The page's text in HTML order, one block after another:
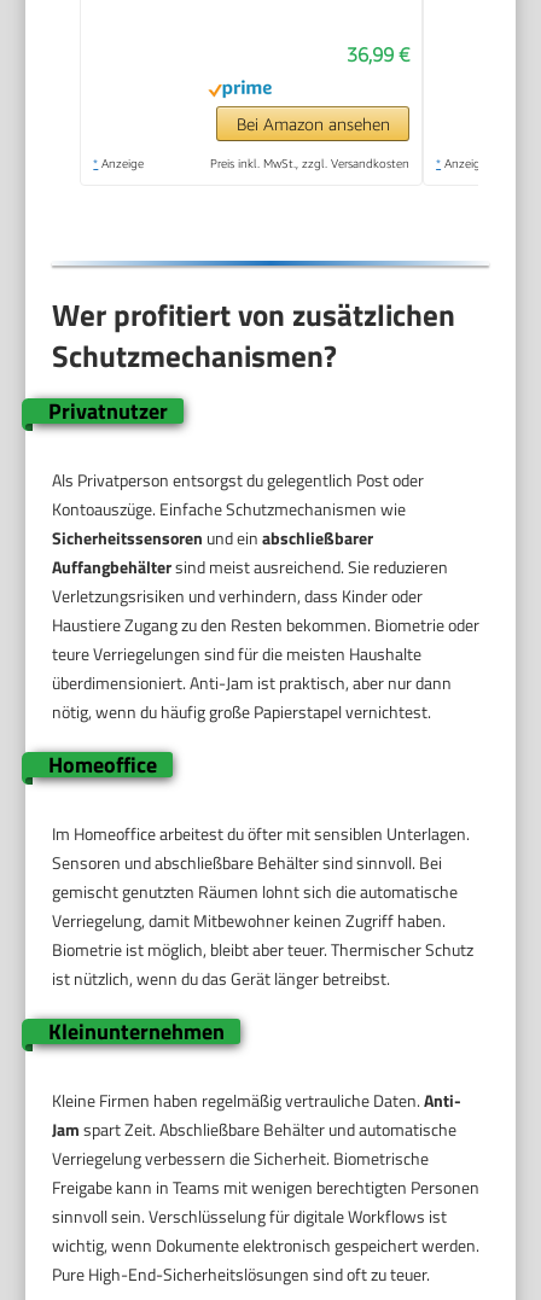
36,99 €
Bei Amazon ansehen
* Anzeige Preis inkl. MwSt., zzgl. Versandkosten * Anzeige
Wer profitiert von zusätzlichen
Schutzmechanismen?
Privatnutzer
Als Privatperson entsorgst du gelegentlich Post oder
Kontoauszüge. Einfache Schutzmechanismen wie
Sicherheitssensoren und einabschließbarer
Auffangbehältersind meist ausreichend. Sie reduzieren
Verletzungsrisiken und verhindern, dass Kinder oder
Haustiere Zugang zu den Resten bekommen. Biometrie oder
teure Verriegelungen sind für die meisten Haushalte
überdimensioniert. Anti-Jam ist praktisch, aber nur dann
nötig, wenn du häufig große Papierstapel vernichtest.
Homeoffice
Im Homeoffice arbeitest du öfter mit sensiblen Unterlagen.
Sensoren und abschließbare Behälter sind sinnvoll. Bei
gemischt genutzten Räumen lohnt sich die automatische
Verriegelung, damit Mitbewohner keinen Zugriff haben.
Biometrie ist möglich, bleibt aber teuer. Thermischer Schutz
ist nützlich, wenn du das Gerät länger betreibst.
Kleinunternehmen
Kleine Firmen haben regelmäßig vertrauliche Daten.Anti-
Jamspart Zeit. Abschließbare Behälter und automatische
Verriegelung verbessern die Sicherheit. Biometrische
Freigabe kann in Teams mit wenigen berechtigten Personen
sinnvoll sein. Verschlüsselung für digitale Workflows ist
wichtig, wenn Dokumente elektronisch gespeichert werden.
Pure High-End-Sicherheitslösungen sind oft zu teuer.